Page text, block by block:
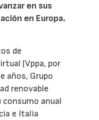
en sus
en Europa.
de
(Vppa, por
años, Grupo
renovable
consumo anual
e Italia